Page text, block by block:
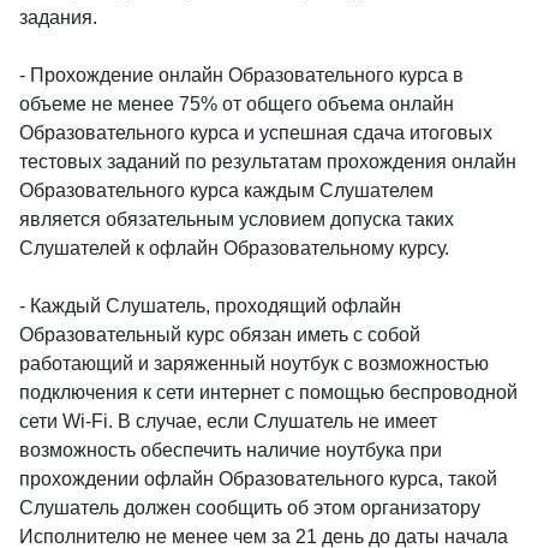
задания.
- Прохождение онлайн Образовательного курса в
объеме не менее 75% от общего объема онлайн
Образовательного курса и успешная сдача итоговых
тестовых заданий по результатам прохождения онлайн
Образовательного курса каждым Слушателем
является обязательным условием допуска таких
Слушателей к офлайн Образовательному курсу.
- Каждый Слушатель, проходящий офлайн
Образовательный курс обязан иметь с собой
работающий и заряженный ноутбук с возможностью
подключения к сети интернет с помощью беспроводной
сети Wi-Fi. В случае, если Слушатель не имеет
возможность обеспечить наличие ноутбука при
прохождении офлайн Образовательного курса, такой
Слушатель должен сообщить об этом организатору
Исполнителю не менее чем за 21 день до даты начала